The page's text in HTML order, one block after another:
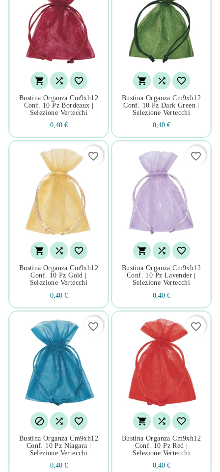
  
Bustina Organza Cm9xh12
Conf. 10 Pz Bordeaux |
Selezione Vertecchi
0,40 €
  
Bustina Organza Cm9xh12
Conf. 10 Pz Dark Green |
Selezione Vertecchi
0,40 €
  
Bustina Organza Cm9xh12
Conf. 10 Pz Gold |
Selezione Vertecchi
0,40 €
favorite_border
  
Bustina Organza Cm9xh12
Conf. 10 Pz Lavender |
Selezione Vertecchi
0,40 €
favorite_border
  
Bustina Organza Cm9xh12
Conf. 10 Pz Niagara |
Selezione Vertecchi
0,40 €
favorite_border
  
Bustina Organza Cm9xh12
Conf. 10 Pz Red |
Selezione Vertecchi
0,40 €
favorite_border